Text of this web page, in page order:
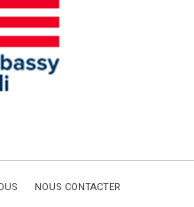
NOUS CONTACTER